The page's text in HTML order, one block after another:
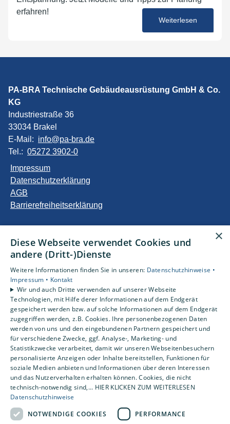
erfahren!
Weiterlesen
PA-BRA Technische Gebäudeausrüstung GmbH & Co.
KG
Industriestraße 36
33034 Brakel
E-Mail: info@pa-bra.de
Tel.: 05272 3902-0
Impressum
Datenschutzerklärung
AGB
Barrierefreiheitserklärung
Privatkunden
Gewerbekunden
Karriere
Unternehmen
Kontakt
Um externe HTML-Inhalte anzuzeigen, benötigen wir
Ihre Einwilligung.
Weitere Informationen finden Sie in unserer
Datenschutzerklärung.
Cookie-Einstellungen öffnen
×
Diese Webseite verwendet Cookies und
andere (Dritt-)Dienste
Weitere Informationen finden Sie in unseren: Datenschutzhinweise •
Impressum • Kontakt
Wir und auch Dritte verwenden auf unserer Webseite
Technologien, mit Hilfe derer Informationen auf dem Endgerät
gespeichert werden bzw. auf solche Informationen auf dem Endgerät
zugegriffen werden, z.B. Cookies. Ihre personenbezogenen Daten
werden von uns und den eingebundenen Partnern gespeichert und
für verschiedene Zwecke, ggf. Analyse-, Marketing- und
Statistikzwecke verarbeitet, damit wir unseren Webseitenbesuchern
personalisierte Anzeigen oder Inhalte bereitstellen, Funktionen für
soziale Medien anbieten und Informationen über deren Interessen
und das Nutzerverhalten erhalten können. Cookies, die nicht
technisch-notwendig sind,... HIER KLICKEN ZUM WEITERLESEN
Datenschutzhinweise
NOTWENDIGE COOKIES
PERFORMANCE